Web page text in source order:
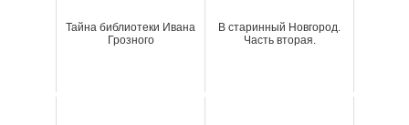
Тайна библиотеки Ивана
Грозного
В старинный Новгород.
Часть вторая.